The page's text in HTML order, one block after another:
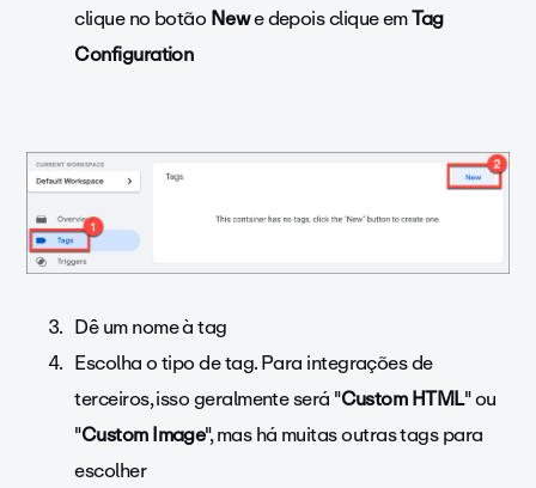
clique no botãoNewe depois clique emTag
Configuration
Dê um nome à tag
Escolha o tipo de tag. Para integrações de
terceiros, isso geralmente será "Custom HTML" ou
"Custom Image", mas há muitas outras tags para
escolher